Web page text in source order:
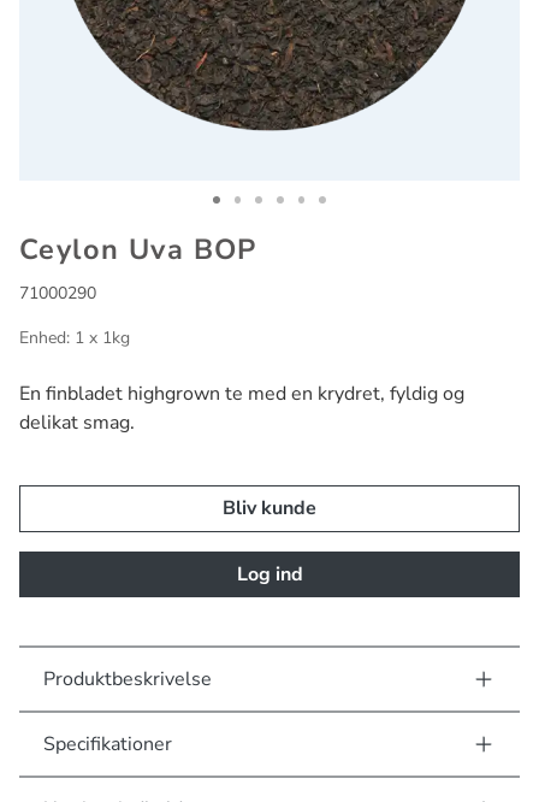
Ceylon Uva BOP
71000290
Enhed: 1 x 1kg
En finbladet highgrown te med en krydret, fyldig og
delikat smag.
Bliv kunde
Log ind
Produktbeskrivelse
Specifikationer